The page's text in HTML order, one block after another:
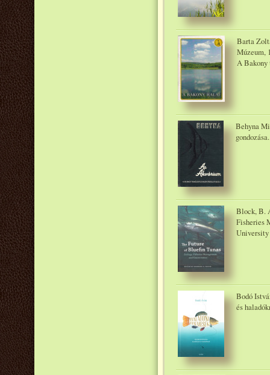
Barta
Múzeum,
A Bakony
Behyna
Block, B.
Fisheries
University
Bodó
és